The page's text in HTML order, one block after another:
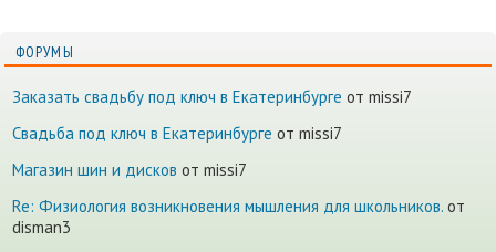
ФОРУМЫ
Заказать свадьбу под ключ в Екатеринбурге от missi7
Cвадьба под ключ в Екатеринбурге от missi7
Магазин шин и дисков от missi7
Re: Физиология возникновения мышления для школьников. от
disman3